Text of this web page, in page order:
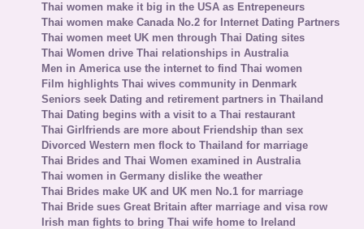
Thai women make it big in the USA as Entrepeneurs
Thai women make Canada No.2 for Internet Dating Partners
Thai women meet UK men through Thai Dating sites
Thai Women drive Thai relationships in Australia
Men in America use the internet to find Thai women
Film highlights Thai wives community in Denmark
Seniors seek Dating and retirement partners in Thailand
Thai Dating begins with a visit to a Thai restaurant
Thai Girlfriends are more about Friendship than sex
Divorced Western men flock to Thailand for marriage
Thai Brides and Thai Women examined in Australia
Thai women in Germany dislike the weather
Thai Brides make UK and UK men No.1 for marriage
Thai Bride sues Great Britain after marriage and visa row
Irish man fights to bring Thai wife home to Ireland